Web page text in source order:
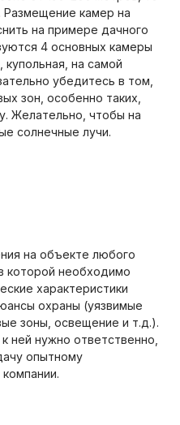
камер на
на примере дачного
4 основных камеры
на самой
убедитесь в том,
зон, особенно таких,
Желательно, чтобы на
солнечные лучи.
на объекте любого
которой необходимо
характеристики
охраны (уязвимые
зоны, освещение и т.д.).
ней нужно ответственно,
опытному